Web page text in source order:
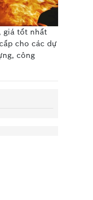
giá tốt nhất
cho các dự
công